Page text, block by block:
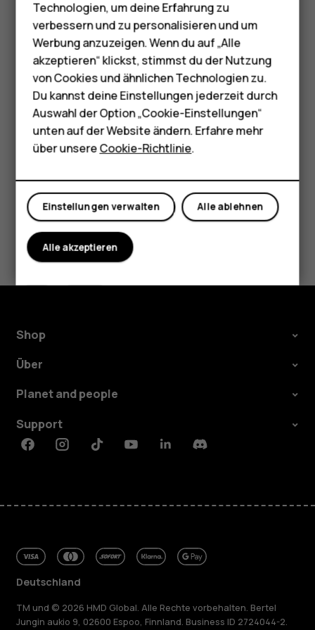
Zubehör
HMD Terra M
Für Unternehmen
Tablets
Shop
Mein Konto
Wenn der Ausgangspunkt nicht Ihre aktuelle Position
sein soll, tippen Sie aufIhr Standort, und suchen Sie
nach einem neuen Ausgangspunkt.
Tippen Sie aufStart , um die Navigation zu starten.
Die Route wird auf der Karte zusammen mit einer
Schätzung der benötigten Zeit bis zum Ziel angezeigt. Für
ausführliche Wegbeschreibungen tippen Sie aufSchritte
und mehr.
Did you find this helpful?
Shop
Über
Planet and people
Support
FacebookInstagramTiktokYoutubeLinkedinDiscord
Deutschland
TM und © 2026 HMD Global. Alle Rechte vorbehalten. Bertel
Jungin aukio 9, 02600 Espoo, Finnland. Business ID 2724044-2.
Technologien, um deine Erfahrung zu
verbessern und zu personalisieren und um
Werbung anzuzeigen. Wenn du auf „Alle
akzeptieren“ klickst, stimmst du der Nutzung
von Cookies und ähnlichen Technologien zu.
Du kannst deine Einstellungen jederzeit durch
Auswahl der Option „Cookie-Einstellungen“
unten auf der Website ändern. Erfahre mehr
über unsereCookie-Richtlinie.
Alle ablehnen
Einstellungen verwalten
Alle akzeptieren